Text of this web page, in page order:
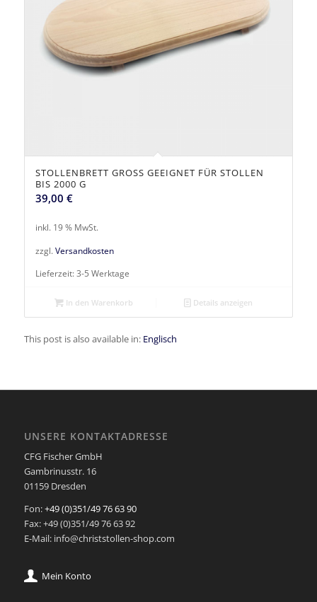
STOLLENBRETT GROSS GEEIGNET FÜR STOLLEN
BIS 2000 G
39,00 €
inkl. 19 % MwSt.
zzgl. Versandkosten
Lieferzeit: 3-5 Werktage
In den Warenkorb Details anzeigen
This post is also available in: Englisch
UNSERE KONTAKTADRESSE
CFG Fischer GmbH
Gambrinusstr. 16
01159 Dresden
Fon:+49 (0)351/49 76 63 90
Fax: +49 (0)351/49 76 63 92
E-Mail: info@christstollen-shop.com
Mein Konto